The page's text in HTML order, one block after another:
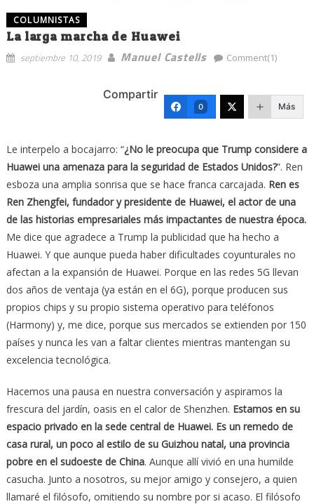
COLUMNISTAS
La larga marcha de Huawei
septiembre 10, 2019 Manuel Castells Comment(1)
Compartir
0 Más
Le interpelo a bocajarro: “¿No le preocupa que Trump considere a
Huawei una amenaza para la seguridad de Estados Unidos?”. Ren
esboza una amplia sonrisa que se hace franca carcajada. Ren es
Ren Zhengfei, fundador y presidente de Huawei, el actor de una
de las historias empresariales más impactantes de nuestra época.
Me dice que agradece a Trump la publicidad que ha hecho a
Huawei. Y que aunque pueda haber dificultades coyunturales no
afectan a la expansión de Huawei. Porque en las ­redes 5G llevan
dos años de ventaja (ya están en el 6G), porque producen sus
propios chips y su propio sistema operativo para teléfonos
(Harmony) y, me dice, porque sus mercados se extienden por 150
países y nunca les van a faltar clientes mientras mantengan su
excelencia tecnológica.
Hacemos una pausa en nuestra conversación y aspiramos la
frescura del jardín, oasis en el calor de Shenzhen. Estamos en su
espacio privado en la sede central de Huawei. Es un remedo de
casa rural, un poco al estilo de su Guizhou natal, una provincia
pobre en el sudoeste de China. Aunque allí vivió en una humilde
casucha. Junto a nosotros, su mejor amigo y consejero, a quien
llamaré el filósofo, omitiendo su nombre por si acaso. El filósofo